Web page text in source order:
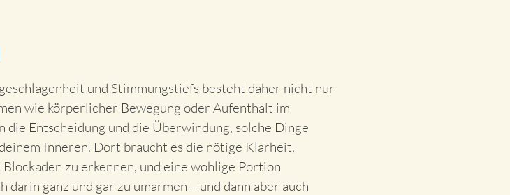
und Stimmungstiefs besteht daher nicht nur
wie körperlicher Bewegung oder Aufenthalt im
die Entscheidung und die Überwindung, solche Dinge
Inneren. Dort braucht es die nötige Klarheit,
zu erkennen, und eine wohlige Portion
darin ganz und gar zu umarmen – und dann aber auch